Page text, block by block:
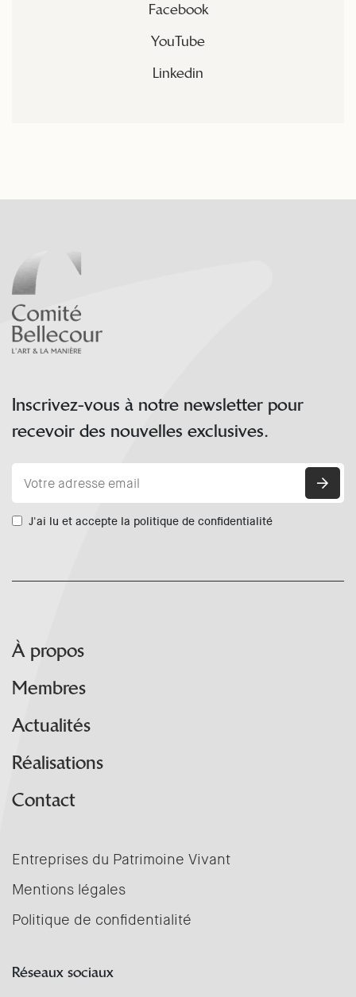
Facebook
YouTube
Linkedin
Inscrivez-vous à notre newsletter pour
recevoir des nouvelles exclusives.
J'ai lu et accepte la politique de confidentialité
À propos
Membres
Actualités
Réalisations
Contact
Entreprises du Patrimoine Vivant
Mentions légales
Politique de confidentialité
Réseaux sociaux